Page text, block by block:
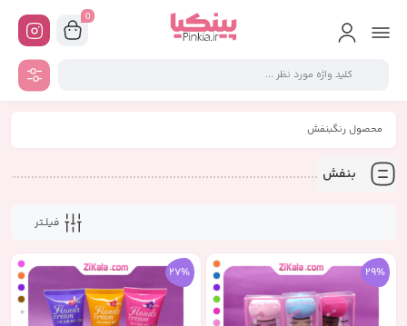
0
محصول رنگبنفش
بنفش
فیلـتر
29%
+
27%